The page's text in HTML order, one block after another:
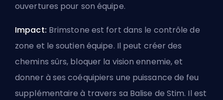
ouvertures pour son équipe.
Impact: Brimstone est fort dans le contrôle de
zone et le soutien équipe. Il peut créer des
chemins sûrs, bloquer la vision ennemie, et
donner à ses coéquipiers une puissance de feu
supplémentaire à travers sa Balise de Stim. Il est